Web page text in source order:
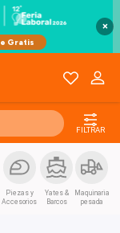
×
FILTRAR
Piezas y
Accesorios
Yates &
Barcos
Maquinaria
pesada